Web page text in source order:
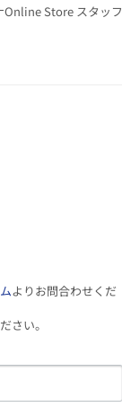
Store スタッフ
よりお問合わせくだ
さい。